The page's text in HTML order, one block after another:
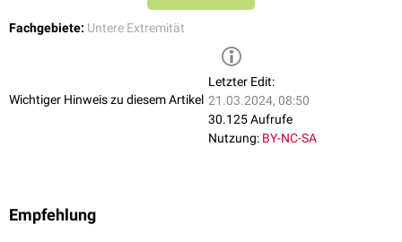
Fachgebiete: Untere Extremität
Wichtiger Hinweis zu diesem Artikel
Letzter Edit:
21.03.2024, 08:50
30.125 Aufrufe
Nutzung: BY-NC-SA
Empfehlung